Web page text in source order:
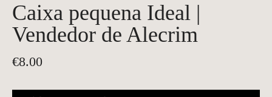
Caixa pequena Ideal |
Vendedor de Alecrim
€8.00